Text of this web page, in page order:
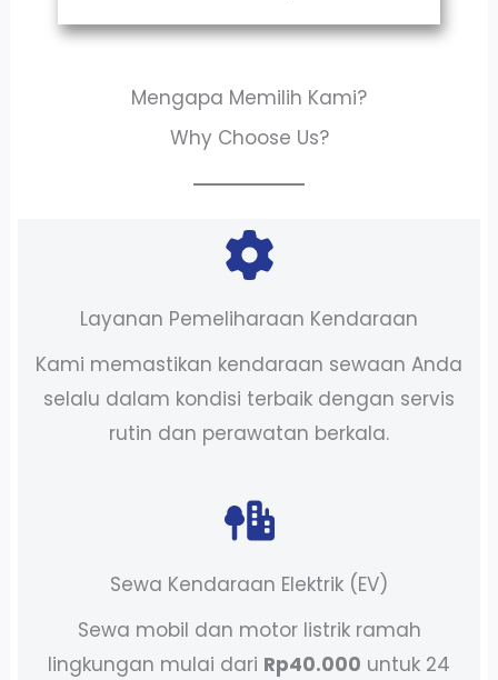
Mengapa Memilih Kami?
Why Choose Us?
Layanan Pemeliharaan Kendaraan
Kami memastikan kendaraan sewaan Anda
selalu dalam kondisi terbaik dengan servis
rutin dan perawatan berkala.
Sewa Kendaraan Elektrik (EV)
Sewa mobil dan motor listrik ramah
lingkungan mulai dari Rp40.000 untuk 24